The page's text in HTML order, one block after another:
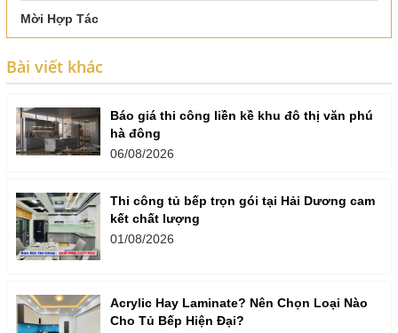
Mời Hợp Tác
Bài viết khác
Báo giá thi công liền kề khu đô thị văn phú
hà đông
06/08/2026
Thi công tủ bếp trọn gói tại Hải Dương cam
kết chất lượng
01/08/2026
Acrylic Hay Laminate? Nên Chọn Loại Nào
Cho Tủ Bếp Hiện Đại?